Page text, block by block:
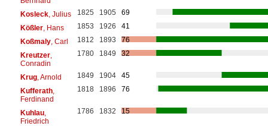
Kosleck, Julius 1825 1905
69
Kößler, Hans 1853 1926
41
Koßmaly, Carl 1812 1893
76
Kreutzer,
Conradin
1780 1849 32
Krug, Arnold 1849 1904
45
Kufferath,
Ferdinand
1818 1896 76
Kuhlau,
Friedrich
1786 1832 15